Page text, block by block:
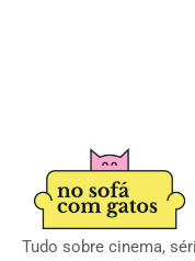
Tudo sobre cinema,